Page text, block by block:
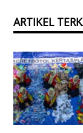
ARTIKEL